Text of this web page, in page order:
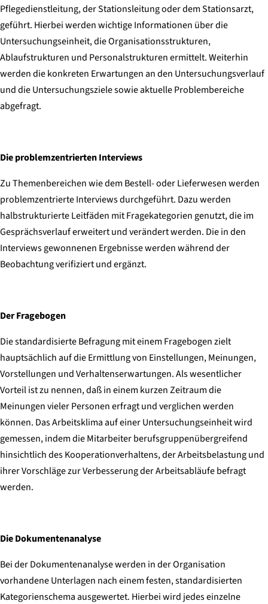
Pflegedienstleitung, der Stationsleitung oder dem Stationsarzt,
geführt. Hierbei werden wichtige Informationen über die
Untersuchungseinheit, die Organisationsstrukturen,
Ablaufstrukturen und Personalstrukturen ermittelt. Weiterhin
werden die konkreten Erwartungen an den Untersuchungsverlauf
und die Untersuchungsziele sowie aktuelle Problembereiche
abgefragt.
Die problemzentrierten Interviews
Zu Themenbereichen wie dem Bestell- oder Lieferwesen werden
problemzentrierte Interviews durchgeführt. Dazu werden
halbstrukturierte Leitfäden mit Fragekategorien genutzt, die im
Gesprächsverlauf erweitert und verändert werden. Die in den
Interviews gewonnenen Ergebnisse werden während der
Beobachtung verifiziert und ergänzt.
Der Fragebogen
Die standardisierte Befragung mit einem Fragebogen zielt
hauptsächlich auf die Ermittlung von Einstellungen, Meinungen,
Vorstellungen und Verhaltenserwartungen. Als wesentlicher
Vorteil ist zu nennen, daß in einem kurzen Zeitraum die
Meinungen vieler Personen erfragt und verglichen werden
können. Das Arbeitsklima auf einer Untersuchungseinheit wird
gemessen, indem die Mitarbeiter berufsgruppenübergreifend
hinsichtlich des Kooperationverhaltens, der Arbeitsbelastung und
ihrer Vorschläge zur Verbesserung der Arbeitsabläufe befragt
werden.
Die Dokumentenanalyse
Bei der Dokumentenanalyse werden in der Organisation
vorhandene Unterlagen nach einem festen, standardisierten
Kategorienschema ausgewertet. Hierbei wird jedes einzelne